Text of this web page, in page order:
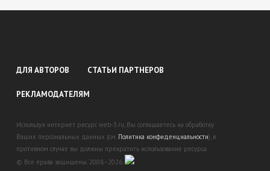
ДЛЯ АВТОРОВ СТАТЬИ ПАРТНЕРОВ
РЕКЛАМОДАТЕЛЯМ
Используя интернет ресурс web-3.ru, Вы соглашаетесь на обработку
Ваших персональных данных (см. Политика конфиденциальности), в
противном случае вы должны прекратить использование ресурса.
© Все права защищены. 2008–2026.